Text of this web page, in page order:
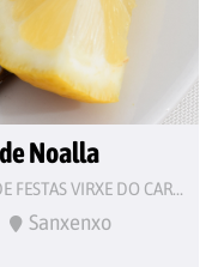
Noalla
ASOCIACIÓN COMISIÓN DE FESTAS VIRXE DO CARME
Sanxenxo